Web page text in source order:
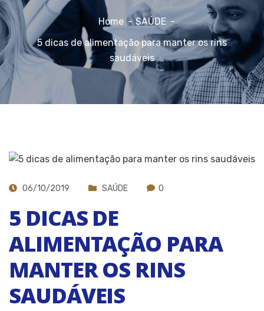
Home
SAÚDE
5 dicas de alimentação para manter os rins
saudáveis
06/10/2019 SAÚDE 0
5 DICAS DE
ALIMENTAÇÃO PARA
MANTER OS RINS
SAUDÁVEIS